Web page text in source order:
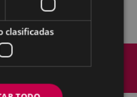
Contacto
clasificadas